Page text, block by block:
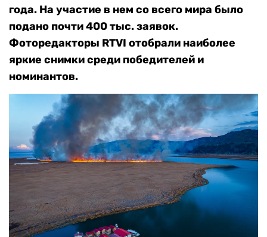
года. На участие в нем со всего мира было
подано почти 400 тыс. заявок.
Фоторедакторы RTVI отобрали наиболее
яркие снимки среди победителей и
номинантов.